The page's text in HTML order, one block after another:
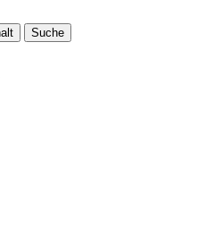
Suche